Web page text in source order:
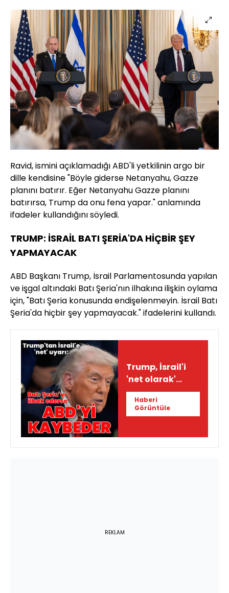
Ravid, ismini açıklamadığı ABD'li yetkilinin argo bir
dille kendisine "Böyle giderse Netanyahu, Gazze
planını batırır. Eğer Netanyahu Gazze planını
batırırsa, Trump da onu fena yapar." anlamında
ifadeler kullandığını söyledi.
TRUMP: İSRAİL BATI ŞERİA'DA HİÇBİR ŞEY
YAPMAYACAK
ABD Başkanı Trump, İsrail Parlamentosunda yapılan
ve işgal altındaki Batı Şeria'nın ilhakına ilişkin oylama
için, "Batı Şeria konusunda endişelenmeyin. İsrail Batı
Şeria'da hiçbir şey yapmayacak." ifadelerini kullandı.
Trump, İsrail'i
'net olarak'
uyardı
Haberi
Görüntüle
REKLAM